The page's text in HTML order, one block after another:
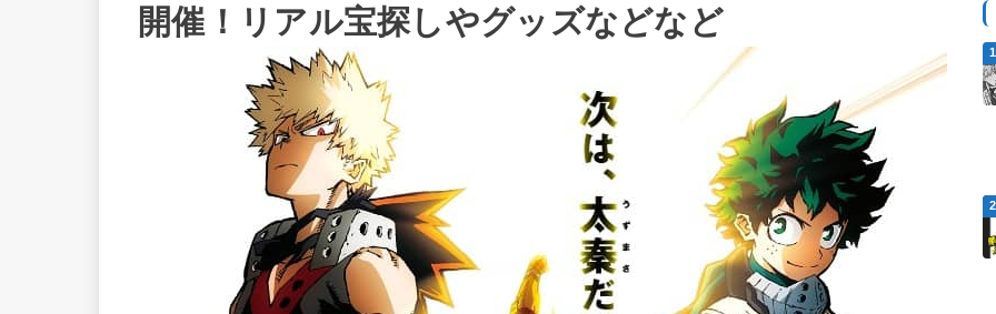
開催！リアル宝探しやグッズなどなど